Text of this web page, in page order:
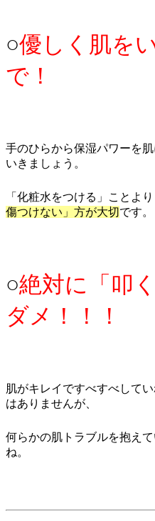
○優しく肌を
で！
手のひらから保湿パワーを
いきましょう。
「化粧水をつける」ことより
傷つけない」方が大切です。
○絶対に「叩
ダメ！！！
肌がキレイですべすべして
はありませんが、
何らかの肌トラブルを抱え
ね。